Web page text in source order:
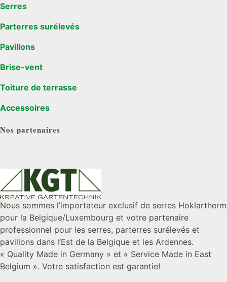
Serres
Parterres surélevés
Pavillons
Brise-vent
Toiture de terrasse
Accessoires
Nos partenaires
Nous sommes l’importateur exclusif de serres Hoklartherm
pour la Belgique/Luxembourg et votre partenaire
professionnel pour les serres, parterres surélevés et
pavillons dans l’Est de la Belgique et les Ardennes.
« Quality Made in Germany » et « Service Made in East
Belgium ». Votre satisfaction est garantie!